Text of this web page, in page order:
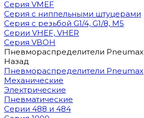
Серия VMEF
Серия с ниппельными штуцерами
Серия с резьбой G1/4, G1/8, М5
Серии VHEF, VHER
Серия VBOH
Пневмораспределители Pneumax
Назад
Пневмораспределители Pneumax
Механические
Электрические
Пневматические
Серии 488 и 484